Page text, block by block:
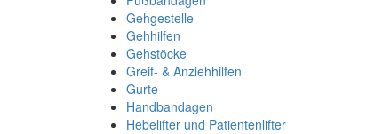
Gehgestelle
Gehhilfen
Gehstöcke
Greif- & Anziehhilfen
Gurte
Handbandagen
Hebelifter und Patientenlifter